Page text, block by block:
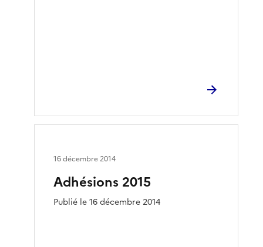
Adhésions 2015
Publié le 16 décembre 2014
16 décembre 2014